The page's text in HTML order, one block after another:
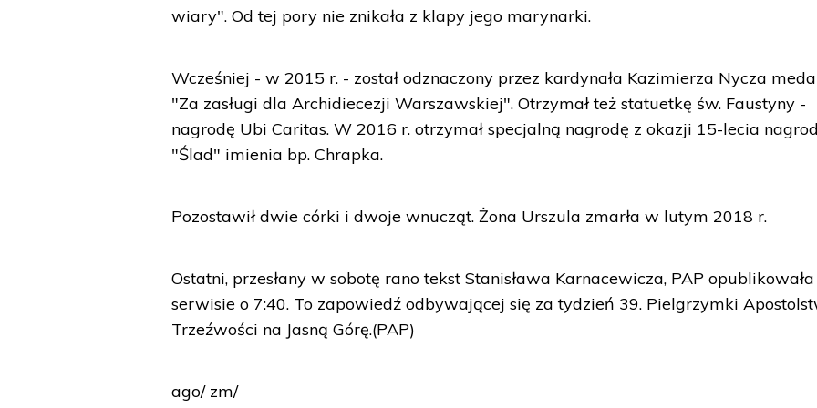
wiary". Od tej pory nie znikała z klapy jego marynarki.
Wcześniej - w 2015 r. - został odznaczony przez kardynała Kazimierza Nycza
"Za zasługi dla Archidiecezji Warszawskiej". Otrzymał też statuetkę św. Faustyny -
nagrodę Ubi Caritas. W 2016 r. otrzymał specjalną nagrodę z okazji 15-lecia
"Ślad" imienia bp. Chrapka.
Pozostawił dwie córki i dwoje wnucząt. Żona Urszula zmarła w lutym 2018 r.
Ostatni, przesłany w sobotę rano tekst Stanisława Karnacewicza, PAP
serwisie o 7:40. To zapowiedź odbywającej się za tydzień 39. Pielgrzymki
Trzeźwości na Jasną Górę.(PAP)
ago/ zm/